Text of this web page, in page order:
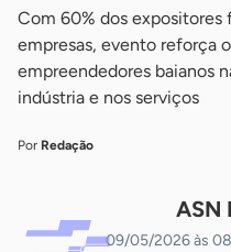
Com 60% dos expositores
empresas, evento reforça
empreendedores baianos
indústria e nos serviços
Por Redação
ASN
09/05/2026 às